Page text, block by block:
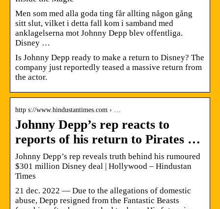
Men som med alla goda ting får allting någon gång
sitt slut, vilket i detta fall kom i samband med
anklagelserna mot Johnny Depp blev offentliga.
Disney …
Is Johnny Depp ready to make a return to Disney? The
company just reportedly teased a massive return from
the actor.
http s://www.hindustantimes.com › …
Johnny Depp’s rep reacts to
reports of his return to Pirates …
Johnny Depp’s rep reveals truth behind his rumoured
$301 million Disney deal | Hollywood – Hindustan
Times
21 dec. 2022 — Due to the allegations of domestic
abuse, Depp resigned from the Fantastic Beasts